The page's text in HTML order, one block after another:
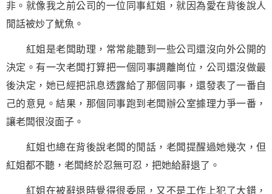
非。就像我之前公司的一位同事紅姐，就因為愛在背後說人
閒話被炒了魷魚。
紅姐是老闆助理，常常能聽到一些公司還沒向外公開的
決定。有一次老闆打算把一個同事調離崗位，公司還沒做最
後決定，她已經把訊息透露給了那個同事，還發表了一番自
己的意見。結果，那個同事跑到老闆辦公室據理力爭一番，
讓老闆很沒面子。
紅姐也總在背後說老闆的閒話，老闆提醒過她幾次，但
紅姐都不聽，老闆終於忍無可忍，把她給辭退了。
紅姐在被辭退時覺得很委屈，又不是工作上犯了大錯，